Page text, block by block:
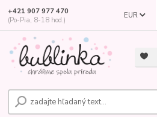
EUR
+421 907 977 470
(Po-Pia, 8-18 hod.)